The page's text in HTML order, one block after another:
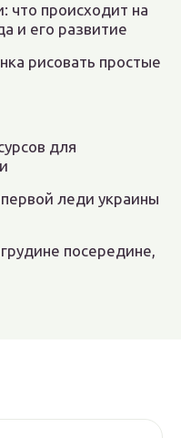
что происходит на
и его развитие
рисовать простые
для
леди украины
посередине,